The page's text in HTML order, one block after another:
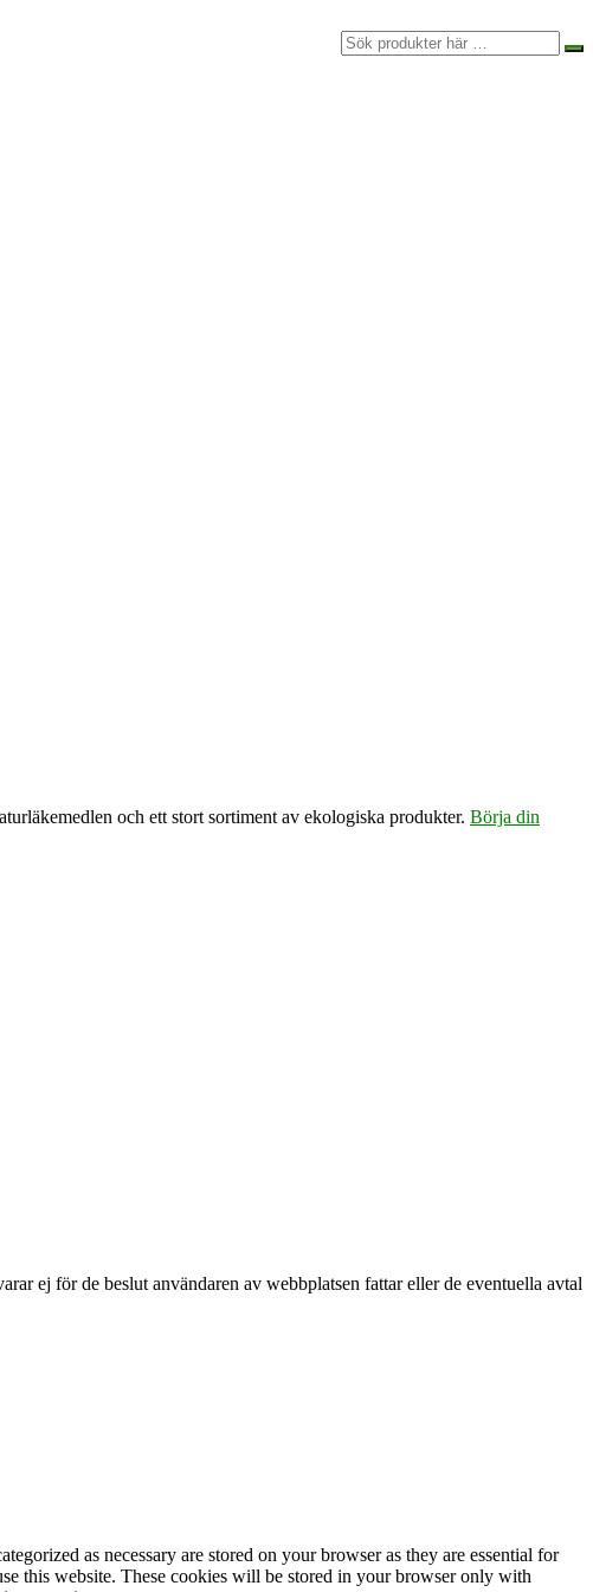
och ett stort sortiment av ekologiska produkter. Börja din
ej för de beslut användaren av webbplatsen fattar eller de eventuella avtal
as necessary are stored on your browser as they are essential for
this website. These cookies will be stored in your browser only with